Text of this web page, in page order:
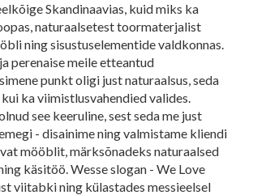
Skandinaavias, kuid miks ka
naturaalsetest toormaterjalist
ning sisustuselementide valdkonnas.
perenaise meile etteantud
punkt oligi just naturaalsus, seda
ka viimistlusvahendied valides.
see keeruline, sest seda me just
- disainime ning valmistame kliendi
mööblit, märksõnadeks naturaalsed
käsitöö. Wesse slogan - We Love
viitabki ning külastades messieelsel